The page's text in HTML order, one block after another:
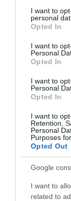
not limited to
grant or deny
use your data
consent section.
I want to
personal
Opted In
I want to
Personal
Opted In
I want to
Personal
Opted In
I want to
Retention,
Personal
Purposes
Opted Out
Google
I want to
related to
08.08.2026 | 12:20
Καύσωνας
αύριο στην
επιτροπή
08.08.2026 | 12:00
Εύβοια: Οι
εκκλησίας
08.08.2026 | 11:40
ίντερνετ στον
επέμβαση της
08.08.2026 | 11:20